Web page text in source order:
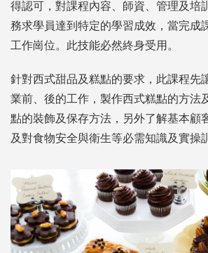
得認可，對課程內容、師資、管理及培
務求學員達到特定的學習成效，當完成
工作崗位。此技能必然終身受用。
針對西式甜品及糕點的要求，此課程先
業前、後的工作，製作西式糕點的方法
點的裝飾及保存方法，另外了解基本顧
及對食物安全與衛生等必需知識及實操